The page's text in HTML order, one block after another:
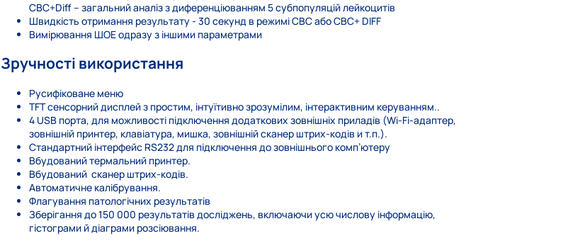
СВС+Diff – загальний аналіз з диференціюванням 5 субпопуляцій лейкоцитів
Швидкість отримання результату - 30 секунд в режимі СВС або СВС+ DIFF
Вимірювання ШОЕ одразу з іншими параметрами
Зручності використання
Русифіковане меню
TFT сенсорний дисплей з простим, інтуїтивно зрозумілим, інтерактивним керуванням..
4 USB порта, для можливості підключення додаткових зовнішніх приладів (Wi-Fi-адаптер,
зовнішній принтер, клавіатура, мишка, зовнішній сканер штрих-кодів и т.п.).
Стандартний інтерфейс RS232 для підключення до зовнішнього комп’ютеру
Вбудований термальний принтер.
Вбудований сканер штрих-кодів.
Автоматичне калібрування.
Флагування патологічних результатів
Зберігання до 150 000 результатів досліджень, включаючи усю числову інформацію,
гістограми й діаграми розсіювання.